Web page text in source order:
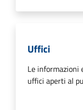
Uffici
Le informazioni
uffici aperti al